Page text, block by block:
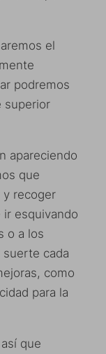
el
podremos
superior
apareciendo
que
y recoger
esquivando
o a los
cada
como
para la
así que